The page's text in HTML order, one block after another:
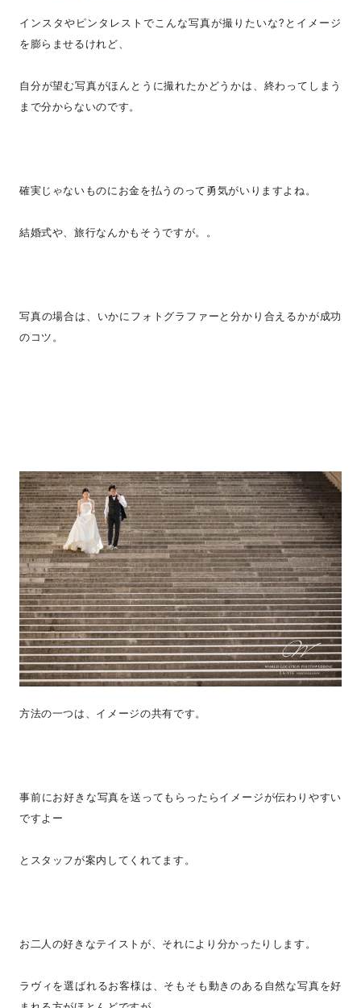
インスタやピンタレストでこんな写真が撮りたいな?とイメージ
を膨らませるけれど、
自分が望む写真がほんとうに撮れたかどうかは、終わってしまう
まで分からないのです。
確実じゃないものにお金を払うのって勇気がいりますよね。
結婚式や、旅行なんかもそうですが。。
写真の場合は、いかにフォトグラファーと分かり合えるかが成功
のコツ。
方法の一つは、イメージの共有です。
事前にお好きな写真を送ってもらったらイメージが伝わりやすい
ですよー
とスタッフが案内してくれてます。
お二人の好きなテイストが、それにより分かったりします。
ラヴィを選ばれるお客様は、そもそも動きのある自然な写真を好